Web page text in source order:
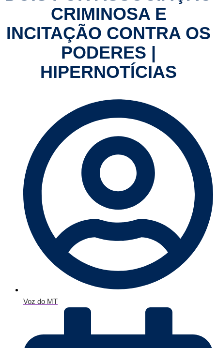
CRIMINOSA E
INCITAÇÃO CONTRA OS
PODERES |
HIPERNOTÍCIAS
Voz do MT